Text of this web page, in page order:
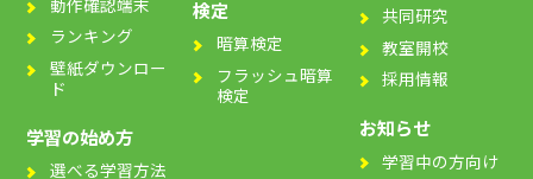
ランキング
壁紙ダウンロー
ド
学習の始め方
選べる学習方法
検定
暗算検定
フラッシュ暗算
検定
共同研究
教室開校
採用情報
お知らせ
学習中の方向け